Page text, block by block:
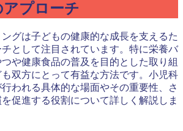
プローチ
グは子どもの健康的な成長を支えるた
として注目されています。特に栄養バ
や健康食品の普及を目的とした取り組
双方にとって有益な方法です。小児科
われる具体的な場面やその重要性、さ
促進する役割について詳しく解説しま